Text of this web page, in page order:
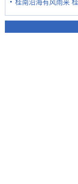
桂南沿海有风雨来